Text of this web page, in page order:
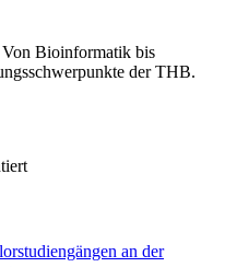
Bioinformatik bis
der THB.